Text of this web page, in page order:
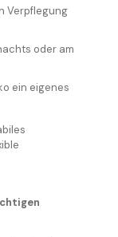
Verpflegung
oder am
ein eigenes